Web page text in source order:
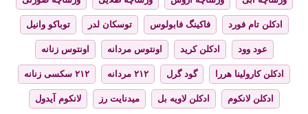
ادکلن تام فورد فاکینگ فابولوس توسکان لدر توباکو وانیل
عود وود ادکلن کرید اونتوس مردانه اونتوس زنانه
ادکلن کارولینا هررا گود گرل ۲۱۲ مردانه ۲۱۲ سکسی زنانه
ادکلن لانکوم ادکلن لاویه بل میدنایت رز لانکوم آیدول